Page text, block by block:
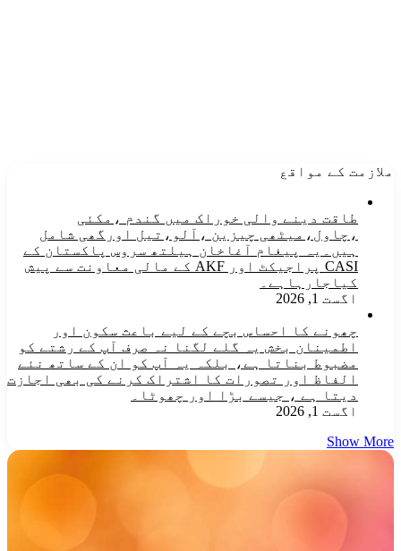
ملازمت کے مواقع
طاقت دینے والی خوراک میں گندم ،مکئی
،چاول،میٹھی چیزین ،آلو،تیل اورگھی شامل
ہیں۔یہ پیغام آغاخان ہیلتھ سروس پاکستان کے
CASI پراجیکٹ اور AKF کے مالی معاونت سے پیش
کیاجارہاہے۔
اگست 1, 2026
چھونے کا احساس بچے کے لیے باعث سکون اور
اطمینان بخش یہ گلے لگنا نہ صرف آپ کے رشتے کو
مضبوط بناتا ہے، بلکہ یہ آپ کو ان کے ساتھ نئے
الفاظ اور تصورات کا اشتراک کرنے کی بھی اجازت
دیتا ہے ، جیسے بڑا اور چھوٹا۔
اگست 1, 2026
Show More